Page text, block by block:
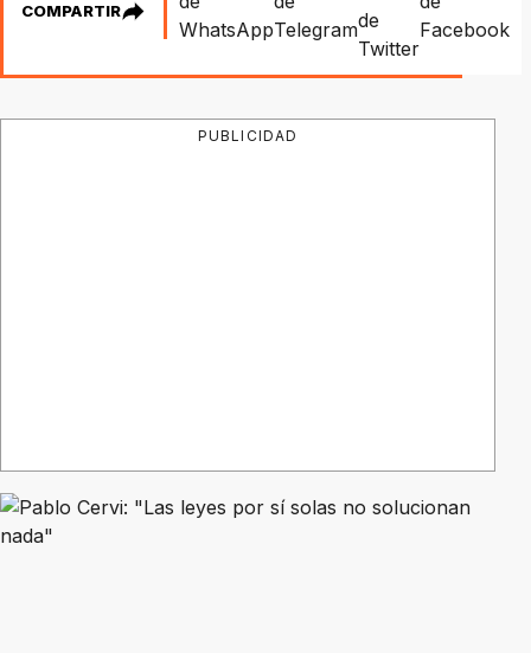
COMPARTIR
PUBLICIDAD